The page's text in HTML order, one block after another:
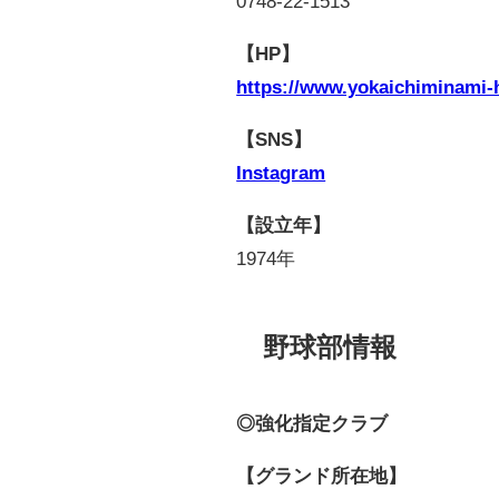
【HP】
https://www.yokaichiminami-
【SNS】
Instagram
【設立年】
1974年
野球部情報
◎強化指定クラブ
【グランド所在地】